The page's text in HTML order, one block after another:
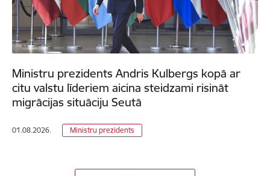
Ministru prezidents Andris Kulbergs kopā ar
citu valstu līderiem aicina steidzami risināt
migrācijas situāciju Seutā
01.08.2026. Ministru prezidents